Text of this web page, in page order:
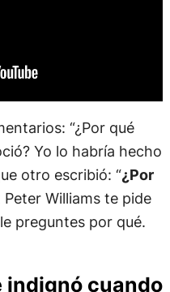
“¿Por qué
Yo lo habría hecho
otro escribió: “¿Por
Peter Williams te pide
preguntes por qué.
indignó cuando